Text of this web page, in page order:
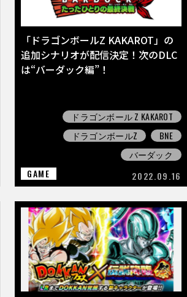
「ドラゴンボールZ KAKAROT」の
追加シナリオが配信決定！次のDLC
は“バーダック編”！
ドラゴンボール Z KAKAROT
ドラゴンボールZ
BNE
バーダック
GAME
2022.09.16